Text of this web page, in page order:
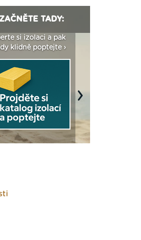
ZAČNĚTE TADY:
si izolaci a pak
klidně poptejte ›
Next